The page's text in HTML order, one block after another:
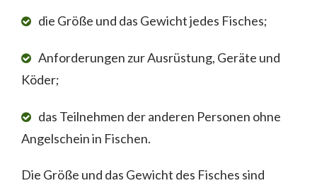
die Größe und das Gewicht jedes Fisches;
Anforderungen zur Ausrüstung, Geräte und
Köder;
das Teilnehmen der anderen Personen ohne
Angelschein in Fischen.
Die Größe und das Gewicht des Fisches sind